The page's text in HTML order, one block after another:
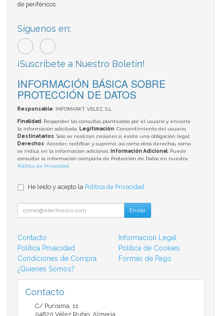
de periféricos.
Síguenos en:
¡Suscríbete a Nuestro Boletín!
INFORMACIÓN BÁSICA SOBRE
PROTECCIÓN DE DATOS
Responsable: INFOMARKT VELEZ, S.L.
Finalidad: Responder las consultas planteadas por el usuario y enviarle
la información solicitada; Legitimación: Consentimiento del usuario;
Destinatarios: Solo se realizan cesiones si existe una obligación legal;
Derechos: Acceder, rectificar y suprimir, así como otros derechos, como
se indica en la información adicional;
Información Adicional: Puede
consultar la información completa de Protección de Datos en nuestra
Política de Privacidad
He leído y acepto la Política de Privacidad
Enviar
Contacto
Información Legal
Política Privacidad
Política de Cookies
Condiciones de Compra
Formas de Pago
¿Quienes Somos?
Contacto
C/ Purisima, 11
04820 Vélez Rubio Almería